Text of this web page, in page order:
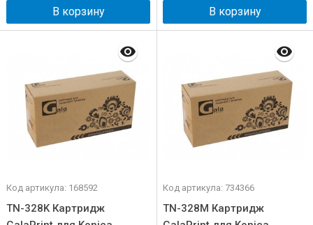
В корзину В корзину
Код артикула: 168592
TN-328K Картридж
Код артикула: 734366
TN-328M Картридж